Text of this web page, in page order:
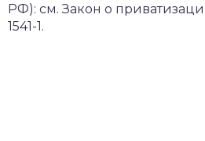
РФ): см. Закон о
1541-1.